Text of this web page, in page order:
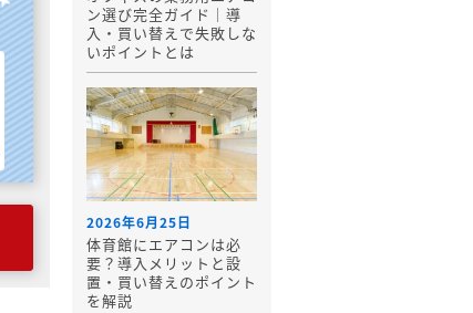
ン選び完全ガイド｜導
入・買い替えで失敗しな
いポイントとは
2026年6月25日
体育館にエアコンは必
要？導入メリットと設
置・買い替えのポイント
を解説